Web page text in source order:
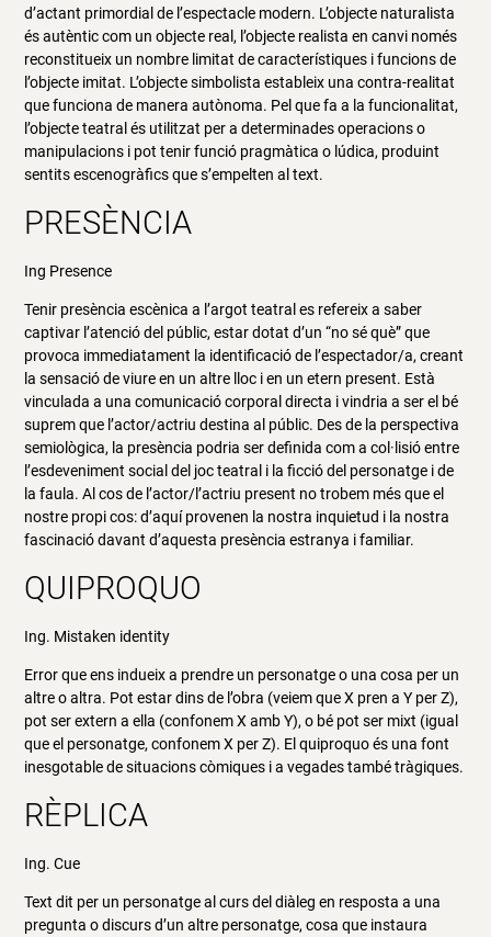
d’actant primordial de l’espectacle modern. L’objecte naturalista
és autèntic com un objecte real, l’objecte realista en canvi només
reconstitueix un nombre limitat de característiques i funcions de
l’objecte imitat. L’objecte simbolista estableix una contra-realitat
que funciona de manera autònoma. Pel que fa a la funcionalitat,
l’objecte teatral és utilitzat per a determinades operacions o
manipulacions i pot tenir funció pragmàtica o lúdica, produint
sentits escenogràfics que s’empelten al text.
PRESÈNCIA
Ing Presence
Tenir presència escènica a l’argot teatral es refereix a saber
captivar l’atenció del públic, estar dotat d’un “no sé què” que
provoca immediatament la identificació de l’espectador/a, creant
la sensació de viure en un altre lloc i en un etern present. Està
vinculada a una comunicació corporal directa i vindria a ser el bé
suprem que l’actor/actriu destina al públic. Des de la perspectiva
semiològica, la presència podria ser definida com a col·lisió entre
l’esdeveniment social del joc teatral i la ficció del personatge i de
la faula. Al cos de l’actor/l’actriu present no trobem més que el
nostre propi cos: d’aquí provenen la nostra inquietud i la nostra
fascinació davant d’aquesta presència estranya i familiar.
QUIPROQUO
Ing. Mistaken identity
Error que ens indueix a prendre un personatge o una cosa per un
altre o altra. Pot estar dins de l’obra (veiem que X pren a Y per Z),
pot ser extern a ella (confonem X amb Y), o bé pot ser mixt (igual
que el personatge, confonem X per Z). El quiproquo és una font
inesgotable de situacions còmiques i a vegades també tràgiques.
RÈPLICA
Ing. Cue
Text dit per un personatge al curs del diàleg en resposta a una
pregunta o discurs d’un altre personatge, cosa que instaura